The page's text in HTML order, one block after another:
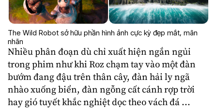
The Wild Robot sở hữu phần hình ảnh cực kỳ đẹp mắt, mãn
nhãn
Nhiều phân đoạn dù chỉ xuất hiện ngắn ngủi
trong phim như khi Roz chạm tay vào một đàn
bướm đang đậu trên thân cây, đàn hải ly ngã
nhào xuống biển, đàn ngỗng cất cánh rợp trời
hay gió tuyết khắc nghiệt dọc theo vách đá ...